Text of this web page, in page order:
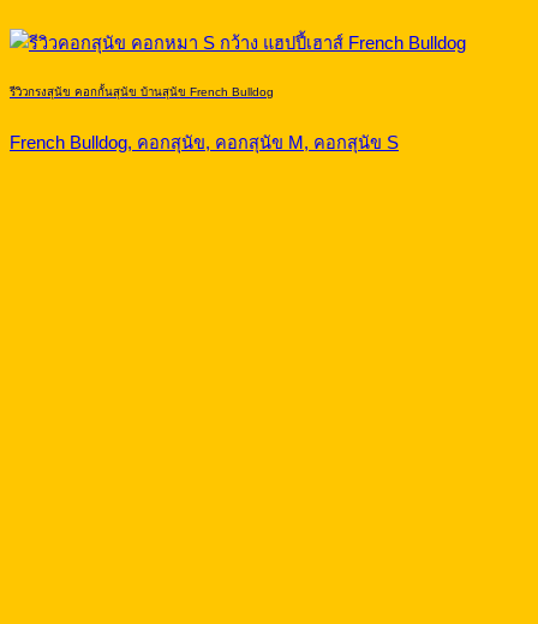
รีวิวกรงสุนัข คอกกั้นสุนัข บ้านสุนัข French Bulldog
French Bulldog, คอกสุนัข, คอกสุนัข M, คอกสุนัข S